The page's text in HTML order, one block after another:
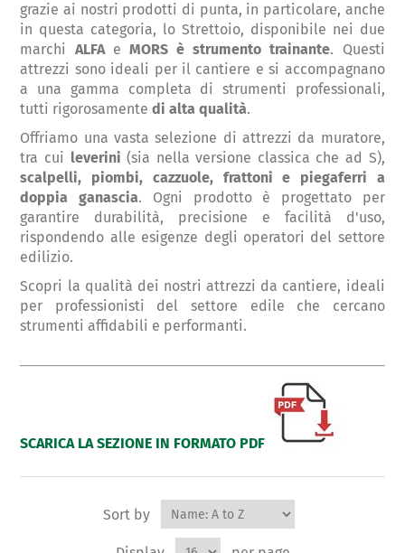
grazie ai nostri prodotti di punta, in particolare, anche
in questa categoria, lo Strettoio, disponibile nei due
marchi ALFAe MORS è strumento trainante. Questi
attrezzi sono ideali per il cantiere e si accompagnano
a una gamma completa di strumenti professionali,
tutti rigorosamentedi alta qualità.
Offriamo una vasta selezione di attrezzi da muratore,
tra cui leverini (sia nella versione classica che ad S),
scalpelli, piombi, cazzuole, frattoni e piegaferri a
doppia ganascia. Ogni prodotto è progettato per
garantire durabilità, precisione e facilità d'uso,
rispondendo alle esigenze degli operatori del settore
edilizio.
Scopri la qualità dei nostri attrezzi da cantiere, ideali
per professionisti del settore edile che cercano
strumenti affidabili e performanti.
SCARICA LA SEZIONE IN FORMATO PDF
Sort by